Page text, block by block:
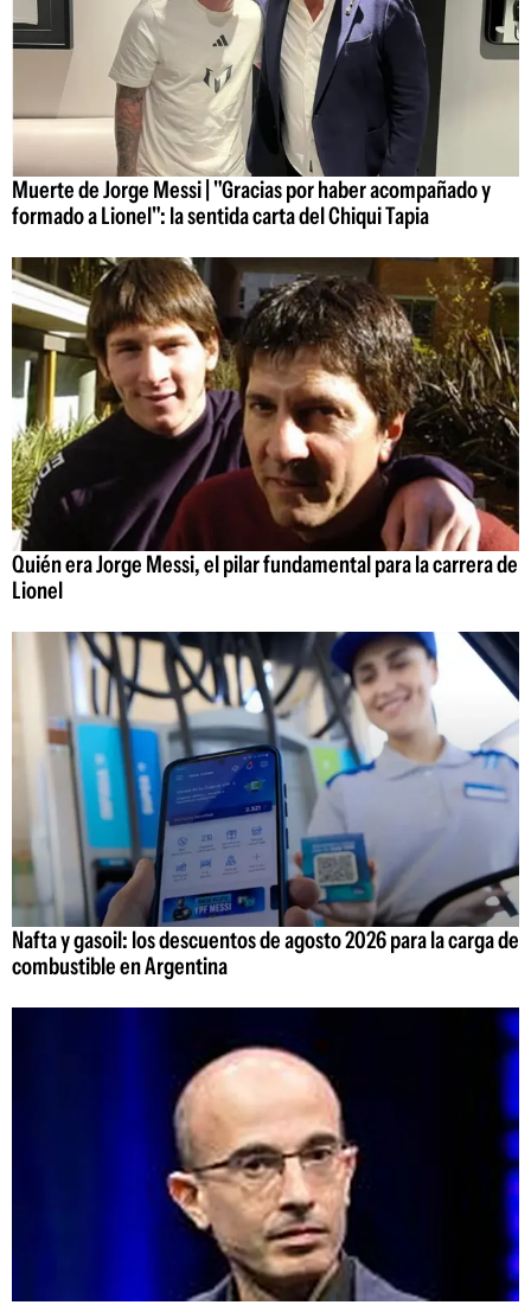
Muerte de Jorge Messi | "Gracias por haber acompañado y
formado a Lionel": la sentida carta del Chiqui Tapia
Quién era Jorge Messi, el pilar fundamental para la carrera de
Lionel
Nafta y gasoil: los descuentos de agosto 2026 para la carga de
combustible en Argentina